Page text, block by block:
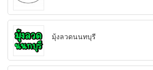
มุ้งลวดนนทบุรี